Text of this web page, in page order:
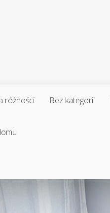
różności Bez kategorii